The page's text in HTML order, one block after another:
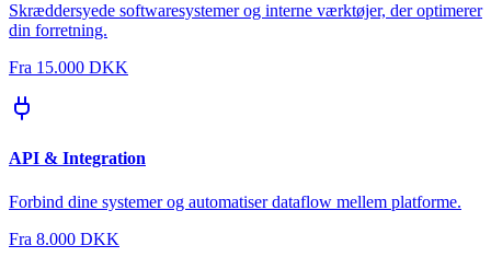
Skræddersyede softwaresystemer og interne værktøjer, der optimerer
din forretning.
Fra 15.000 DKK
API & Integration
Forbind dine systemer og automatiser dataflow mellem platforme.
Fra 8.000 DKK